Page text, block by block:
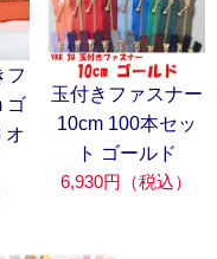
フ
ゴ
オ
玉付きファスナー
10cm 100本セッ
ト ゴールド
6,930円（税込）